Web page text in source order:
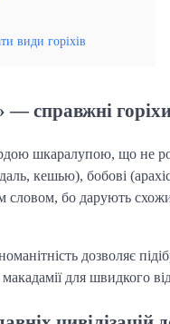
види горіхів
— справжні
шкаралупою, що не
кешью), бобові
словом, бо дарують
дозволяє
для швидкого